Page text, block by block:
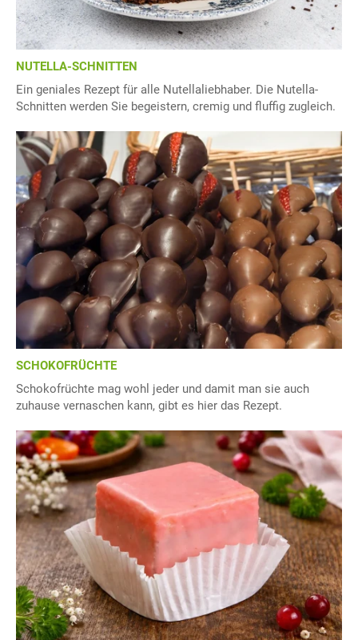
NUTELLA-SCHNITTEN
Ein geniales Rezept für alle Nutellaliebhaber. Die Nutella-
Schnitten werden Sie begeistern, cremig und fluffig zugleich.
SCHOKOFRÜCHTE
Schokofrüchte mag wohl jeder und damit man sie auch
zuhause vernaschen kann, gibt es hier das Rezept.